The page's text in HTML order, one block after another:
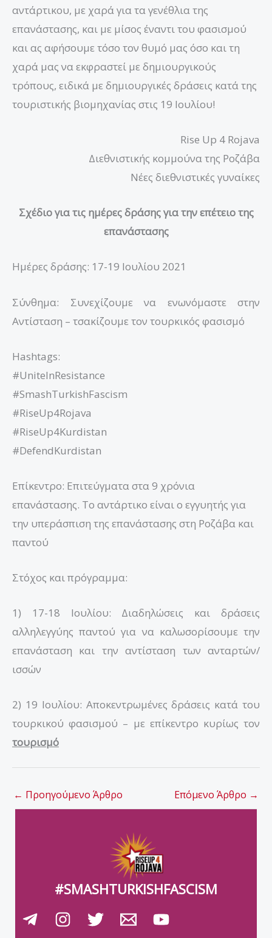
αντάρτικου, με χαρά για τα γενέθλια της
επανάστασης, και με μίσος έναντι του φασισμού
και ας αφήσουμε τόσο τον θυμό μας όσο και τη
χαρά μας να εκφραστεί με δημιουργικούς
τρόπους, ειδικά με δημιουργικές δράσεις κατά της
τουριστικής βιομηχανίας στις 19 Ιουλίου!
Rise Up 4 Rojava
Διεθνιστικής κομμούνα της Ροζάβα
Νέες διεθνιστικές γυναίκες
Σχέδιο για τις ημέρες δράσης για την επέτειο της
επανάστασης
Ημέρες δράσης: 17-19 Ιουλίου 2021
Σύνθημα: Συνεχίζουμε να ενωνόμαστε στην
Αντίσταση – τσακίζουμε τον τουρκικός φασισμό
Hashtags:
#UniteInResistance
#SmashTurkishFascism
#RiseUp4Rojava
#RiseUp4Kurdistan
#DefendKurdistan
Επίκεντρο: Επιτεύγματα στα 9 χρόνια
επανάστασης. Το αντάρτικο είναι ο εγγυητής για
την υπεράσπιση της επανάστασης στη Ροζάβα και
παντού
Στόχος και πρόγραμμα:
1) 17-18 Ιουλίου: Διαδηλώσεις και δράσεις
αλληλεγγύης παντού για να καλωσορίσουμε την
επανάσταση και την αντίσταση των ανταρτών/
ισσών
2) 19 Ιουλίου: Αποκεντρωμένες δράσεις κατά του
τουρκικού φασισμού – με επίκεντρο κυρίως τον
τουρισμό
← Προηγούμενο Άρθρο Επόμενο Άρθρο →
#SMASHTURKISHFASCISM